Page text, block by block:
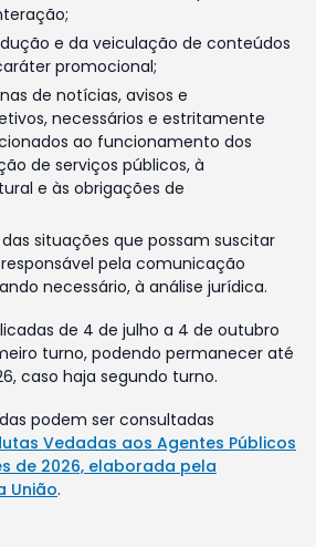
e da veiculação de conteúdos
promocional;
de notícias, avisos e
necessários e estritamente
ao funcionamento dos
de serviços públicos, à
e às obrigações de
situações que possam suscitar
pela comunicação
necessário, à análise jurídica.
de 4 de julho a 4 de outubro
turno, podendo permanecer até
caso haja segundo turno.
podem ser consultadas
Vedadas aos Agentes Públicos
de 2026, elaborada pela
União.